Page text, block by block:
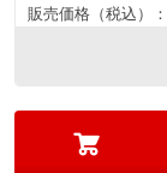
販売価格（税込）：